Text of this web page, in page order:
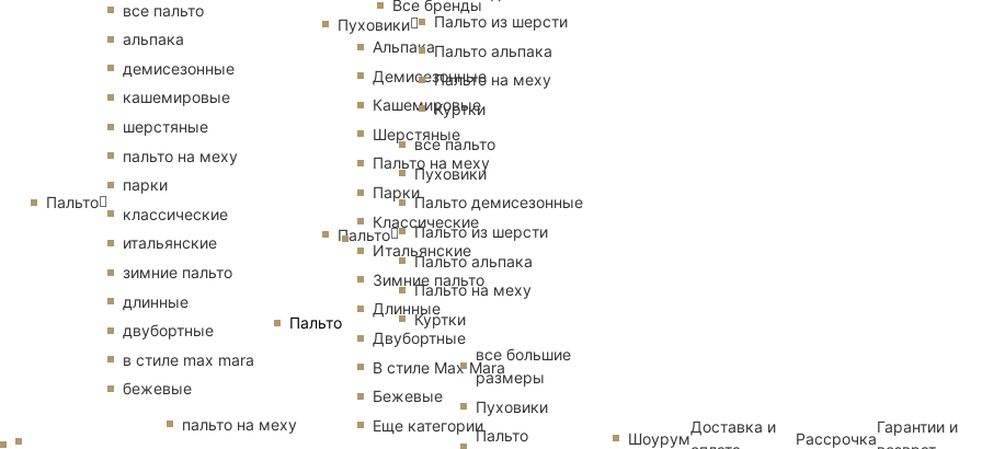
Все бренды
Пальто
Альпака
Демисезонные
Кашемировые
Шерстяные
Пальто на меху
Парки
Классические
Итальянские
Зимние пальто
Длинные
Двубортные
В стиле Max Mara
Бежевые
Еще категории
Пальто
все пальто
альпака
демисезонные
кашемировые
шерстяные
пальто на меху
парки
классические
итальянские
зимние пальто
длинные
двубортные
в стиле max mara
бежевые
пальто на меху
Пуховики
Пальто из шерсти
Пальто альпака
Пальто на меху
Куртки
Пальто
все пальто
Пуховики
Пальто демисезонные
Пальто из шерсти
Пальто альпака
Пальто на меху
Куртки
все большие
размеры
Пуховики
Пальто
Шоурум
Доставка и
Рассрочка
Гарантии и